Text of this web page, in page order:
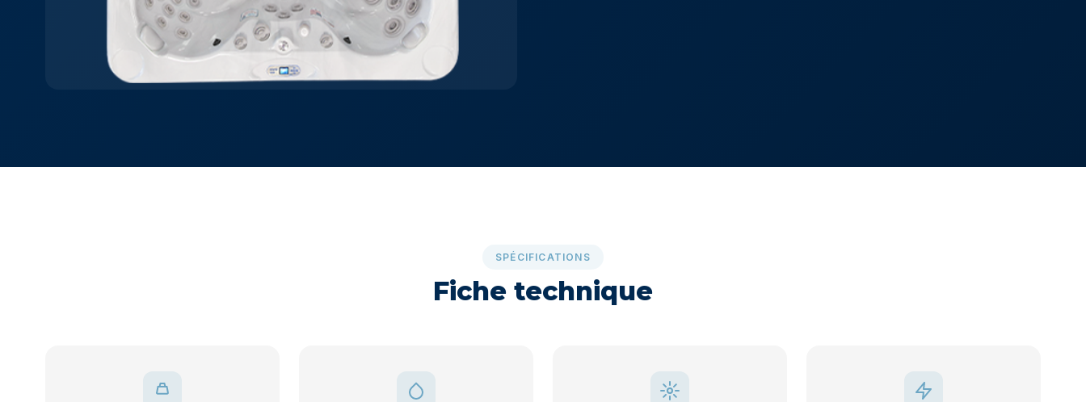
SPÉCIFICATIONS
Fiche technique